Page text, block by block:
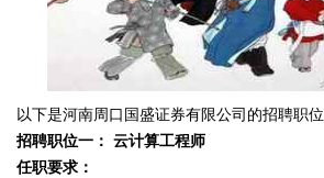
以下是河南周口国盛证券有限公司的招聘职位
招聘职位一： 云计算工程师
任职要求：